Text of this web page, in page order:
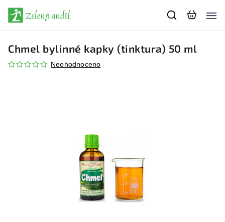
Chmel bylinné kapky (tinktura) 50 ml
Neohodnoceno